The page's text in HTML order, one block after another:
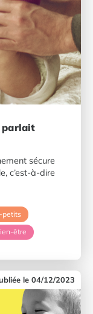
parlait
sécure
c’est-à-dire
petits
être
04/12/2023